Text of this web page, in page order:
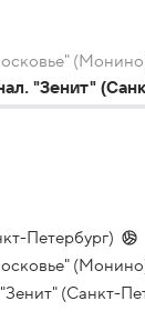
"Зенит"
Петербург)
(Санкт-